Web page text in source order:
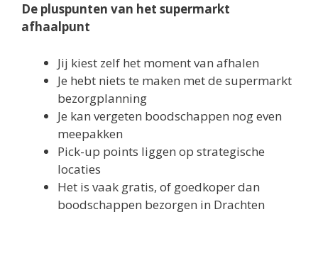
De pluspunten van het supermarkt
afhaalpunt
Jij kiest zelf het moment van afhalen
Je hebt niets te maken met de supermarkt
bezorgplanning
Je kan vergeten boodschappen nog even
meepakken
Pick-up points liggen op strategische
locaties
Het is vaak gratis, of goedkoper dan
boodschappen bezorgen in Drachten